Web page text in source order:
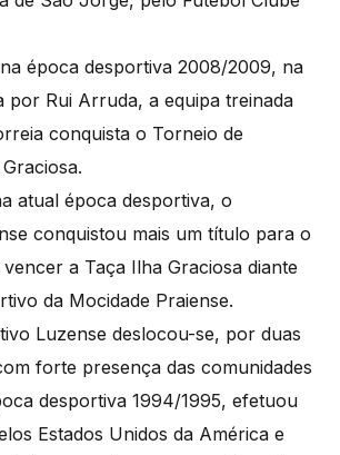
época desportiva 2008/2009, na
por Rui Arruda, a equipa treinada
conquista o Torneio de
atual época desportiva, o
conquistou mais um título para o
a Taça Ilha Graciosa diante
da Mocidade Praiense.
Luzense deslocou-se, por duas
forte presença das comunidades
desportiva 1994/1995, efetuou
Estados Unidos da América e